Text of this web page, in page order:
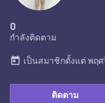
0
กำลังติดตาม
ติดตาม
today เป็นสมาชิกตั้งแต่ พฤศ